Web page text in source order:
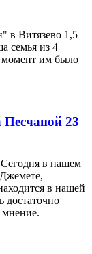
в Витязево 1,5
семья из 4
момент им было
Песчаной 23
в нашем
в нашей
достаточно
мнение.